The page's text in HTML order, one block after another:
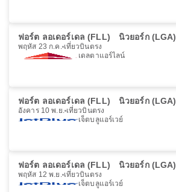
ฟอร์ต ลอเดอร์เดล (FLL) นิวยอร์ก (LGA)
พฤหัส 23 ก.ค. เที่ยวบินตรง
เดลตาแอร์ไลน์
ฟอร์ต ลอเดอร์เดล (FLL) นิวยอร์ก (LGA)
อังคาร 10 พ.ย. เที่ยวบินตรง
เจ็ตบลูแอร์เวย์
ฟอร์ต ลอเดอร์เดล (FLL) นิวยอร์ก (LGA)
พฤหัส 12 พ.ย. เที่ยวบินตรง
เจ็ตบลูแอร์เวย์